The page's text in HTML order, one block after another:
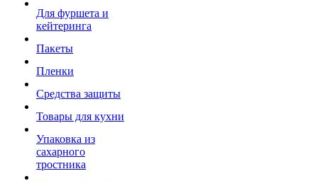
Для фуршета и
кейтеринга
Пакеты
Пленки
Средства защиты
Товары для кухни
Упаковка из
сахарного
тростника